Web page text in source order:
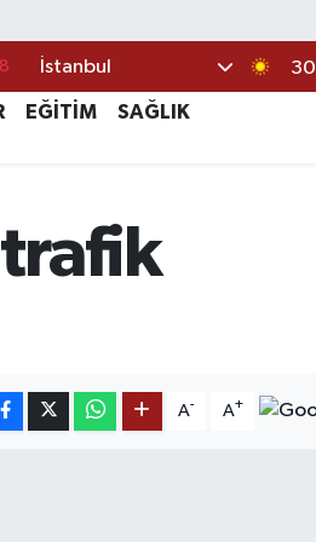
İstanbul 30
EĞİTİM
SAĞLIK
A- A+